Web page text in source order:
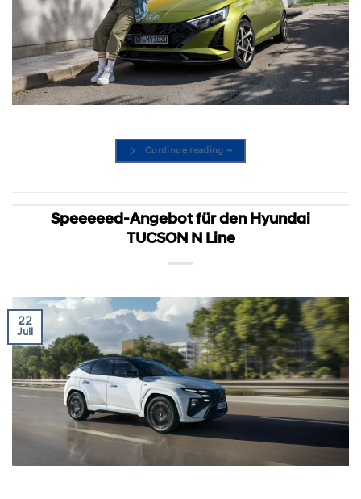
Continue reading→
Speeeeed-Angebot für den Hyundai
TUCSON N Line
22
Juli